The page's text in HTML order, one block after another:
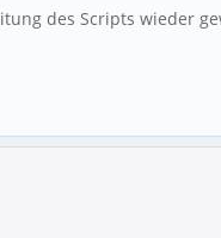
des Scripts wieder